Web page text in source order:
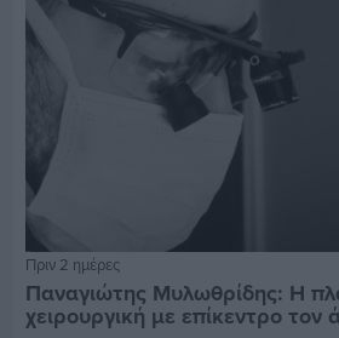
Πριν 2 ημέρες
Παναγιώτης Μυλωθρίδης: Η
χειρουργική με επίκεντρο